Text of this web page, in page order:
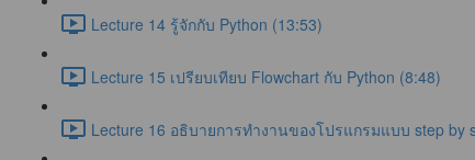
Lecture 14 รู้จักกับ Python (13:53)
Lecture 15 เปรียบเทียบ Flowchart กับ Python (8:48)
Lecture 16 อธิบายการทำงานของโปรแกรมแบบ step by